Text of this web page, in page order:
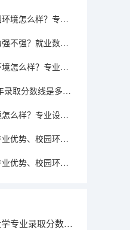
首都经济贸易大学校园环境怎么样？专业设置与2026录取分数预测
中国音乐学院专业实力强不强？就业数据与2026年报考分数参考
云南中医药大学校园环境怎么样？专业设置与2026录取分数预测
北京中医药大学2026年录取分数线是多少？专业优势与就业前景全面解析
华南师范大学校园环境怎么样？专业设置与2026录取分数预测
河南大学学校介绍：专业优势、校园环境与录取分数一览
苏州大学学校介绍：专业优势、校园环境与录取分数一览
石家庄铁道大学专业录取分数线介绍